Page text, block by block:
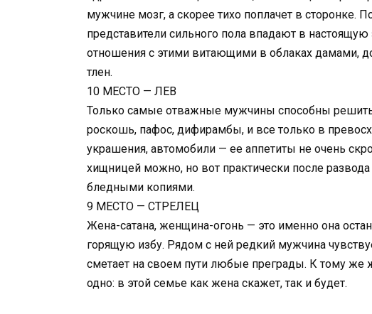
мужчине мозг, а скорее тихо поплачет в сторонке.
представители сильного пола впадают в
отношения с этими витающими в облаках дамами,
тлен.
10 МЕСТО — ЛЕВ
Только самые отважные мужчины способны
роскошь, пафос, дифирамбы, и все только в
украшения, автомобили — ее аппетиты не очень
хищницей можно, но вот практически после
бледными копиями.
9 МЕСТО — СТРЕЛЕЦ
Жена-сатана, женщина-огонь — это именно она
горящую избу. Рядом с ней редкий мужчина
сметает на своем пути любые преграды. К тому
одно: в этой семье как жена скажет, так и будет.